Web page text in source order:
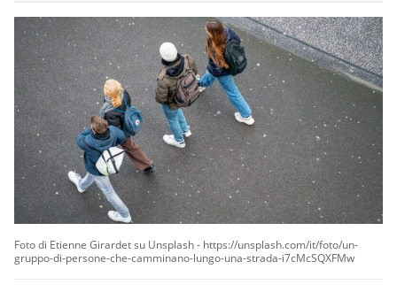
Foto di Etienne Girardet su Unsplash - https://unsplash.com/it/foto/un-
gruppo-di-persone-che-camminano-lungo-una-strada-i7cMcSQXFMw